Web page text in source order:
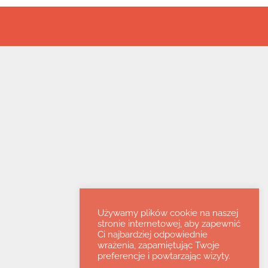
Używamy plików cookie na naszej
stronie internetowej, aby zapewnić
Ci najbardziej odpowiednie
wrażenia, zapamiętując Twoje
preferencje i powtarzając wizyty.